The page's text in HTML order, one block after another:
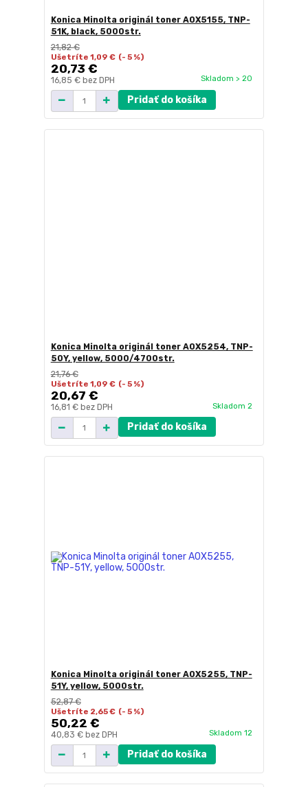
Konica Minolta originál toner A0X5155, TNP-
51K, black, 5000str.
21,82 €
Ušetríte 1,09 € (- 5 %)
20,73 €
16,85 € bez DPH Skladom > 20
Pridať do košíka
Konica Minolta originál toner A0X5254, TNP-
50Y, yellow, 5000/4700str.
21,76 €
Ušetríte 1,09 € (- 5 %)
20,67 €
16,81 € bez DPH Skladom 2
Pridať do košíka
Konica Minolta originál toner A0X5255, TNP-
51Y, yellow, 5000str.
52,87 €
Ušetríte 2,65 € (- 5 %)
50,22 €
40,83 € bez DPH Skladom 12
Pridať do košíka